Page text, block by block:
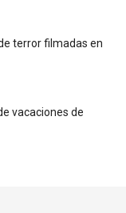
terror filmadas en
vacaciones de